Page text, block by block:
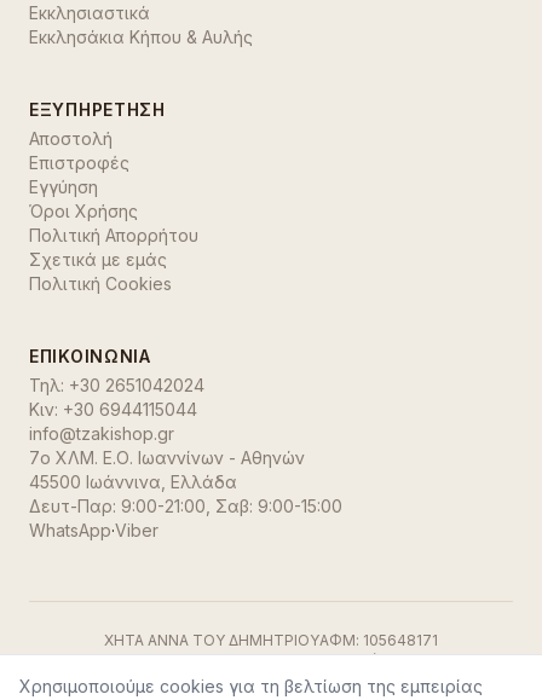
Εκκλησιαστικά
Εκκλησάκια Κήπου & Αυλής
ΕΞΥΠΗΡΈΤΗΣΗ
Αποστολή
Επιστροφές
Εγγύηση
Όροι Χρήσης
Πολιτική Απορρήτου
Σχετικά με εμάς
Πολιτική Cookies
ΕΠΙΚΟΙΝΩΝΊΑ
Τηλ: +30 2651042024
Κιν: +30 6944115044
info@tzakishop.gr
7ο ΧΛΜ. Ε.Ο. Ιωαννίνων - Αθηνών
45500 Ιωάννινα Ελλάδα
Δευτ-Παρ: 9:00-21:00, Σαβ: 9:00-15:00
WhatsApp·Viber
ΧΗΤΑ ΑΝΝΑ ΤΟΥ ΔΗΜΗΤΡΙΟΥΑΦΜ: 105648171
ΓΕΜΗ:191500729000ΔΟΥ:Ιωαννίνων
Visa· Mastercard·Stripe
Χρησιμοποιούμε cookies για τη βελτίωση της εμπειρίας